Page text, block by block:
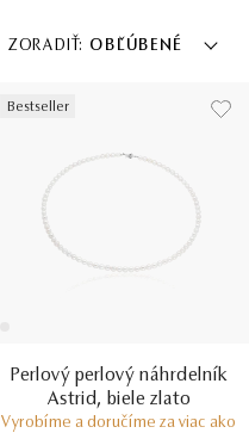
ZORADIŤ: OBĽÚBENÉ
Bestseller
Perlový perlový náhrdelník
Astrid, biele zlato
Vyrobíme a doručíme za viac ako